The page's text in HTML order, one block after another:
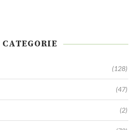
CATEGORIE
(128)
(47)
(2)